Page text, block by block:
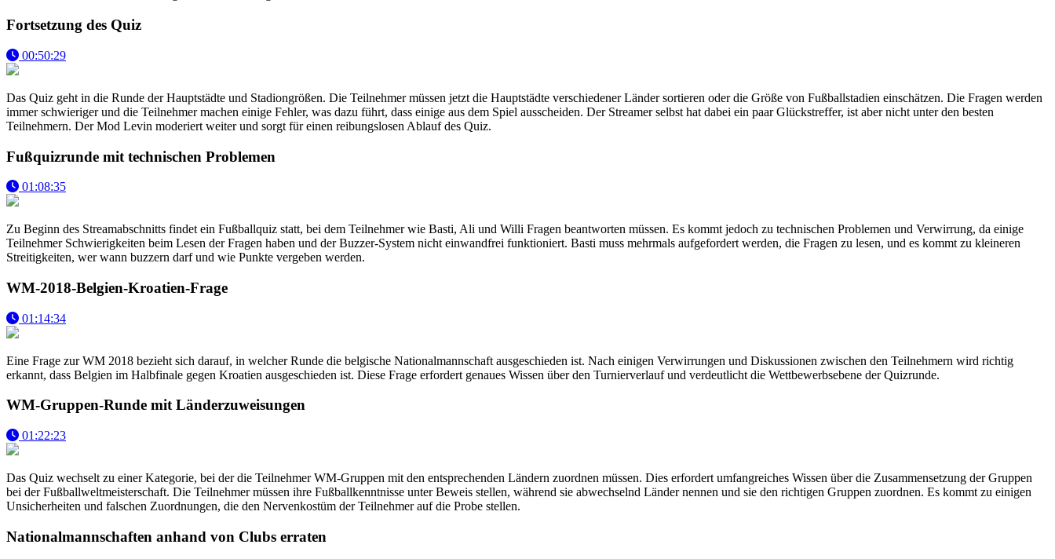
Fortsetzung des Quiz
00:50:29
Das Quiz geht in die Runde der Hauptstädte und Stadiongrößen. Die Teilnehmer müssen jetzt die Hauptstädte verschiedener Länder sortieren oder die Größe von Fußballstadien einschätzen. Die Fragen werden
immer schwieriger und die Teilnehmer machen einige Fehler, was dazu führt, dass einige aus dem Spiel ausscheiden. Der Streamer selbst hat dabei ein paar Glückstreffer, ist aber nicht unter den besten
Teilnehmern. Der Mod Levin moderiert weiter und sorgt für einen reibungslosen Ablauf des Quiz.
Fußquizrunde mit technischen Problemen
01:08:35
Zu Beginn des Streamabschnitts findet ein Fußballquiz statt, bei dem Teilnehmer wie Basti, Ali und Willi Fragen beantworten müssen. Es kommt jedoch zu technischen Problemen und Verwirrung, da einige
Teilnehmer Schwierigkeiten beim Lesen der Fragen haben und der Buzzer-System nicht einwandfrei funktioniert. Basti muss mehrmals aufgefordert werden, die Fragen zu lesen, und es kommt zu kleineren
Streitigkeiten, wer wann buzzern darf und wie Punkte vergeben werden.
WM-2018-Belgien-Kroatien-Frage
01:14:34
Eine Frage zur WM 2018 bezieht sich darauf, in welcher Runde die belgische Nationalmannschaft ausgeschieden ist. Nach einigen Verwirrungen und Diskussionen zwischen den Teilnehmern wird richtig
erkannt, dass Belgien im Halbfinale gegen Kroatien ausgeschieden ist. Diese Frage erfordert genaues Wissen über den Turnierverlauf und verdeutlicht die Wettbewerbsebene der Quizrunde.
WM-Gruppen-Runde mit Länderzuweisungen
01:22:23
Das Quiz wechselt zu einer Kategorie, bei der die Teilnehmer WM-Gruppen mit den entsprechenden Ländern zuordnen müssen. Dies erfordert umfangreiches Wissen über die Zusammensetzung der Gruppen
bei der Fußballweltmeisterschaft. Die Teilnehmer müssen ihre Fußballkenntnisse unter Beweis stellen, während sie abwechselnd Länder nennen und sie den richtigen Gruppen zuordnen. Es kommt zu einigen
Unsicherheiten und falschen Zuordnungen, die den Nervenkostüm der Teilnehmer auf die Probe stellen.
Nationalmannschaften anhand von Clubs erraten